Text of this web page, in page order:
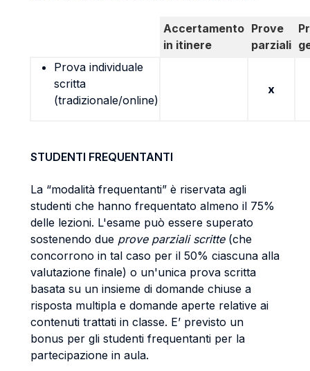
Accertamento
in itinere
Prove
parziali
Prova individuale
scritta
(tradizionale/online)
x
STUDENTI FREQUENTANTI
La “modalità frequentanti” è riservata agli
studenti che hanno frequentato almeno il 75%
delle lezioni. L'esame può essere superato
sostenendo due prove parziali scritte(che
concorrono in tal caso per il 50% ciascuna alla
valutazione finale) o un'unica prova scritta
basata su un insieme di domande chiuse a
risposta multipla e domande aperte relative ai
contenuti trattati in classe. E’ previsto un
bonus per gli studenti frequentanti per la
partecipazione in aula.